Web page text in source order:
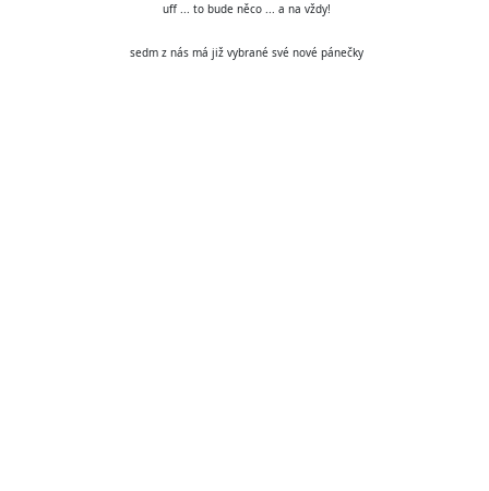
uff ... to bude něco ... a na vždy!
sedm z nás má již vybrané své nové pánečky